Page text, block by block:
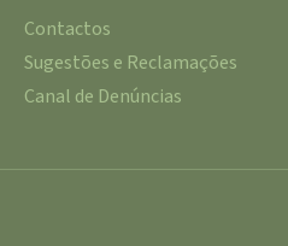
Contactos
Sugestões e Reclamações
Canal de Denúncias